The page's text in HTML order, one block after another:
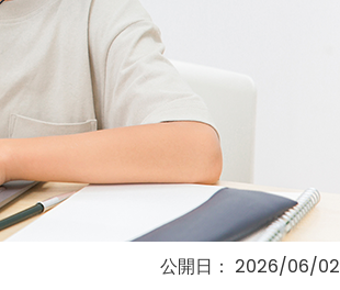
公開日： 2026/06/02